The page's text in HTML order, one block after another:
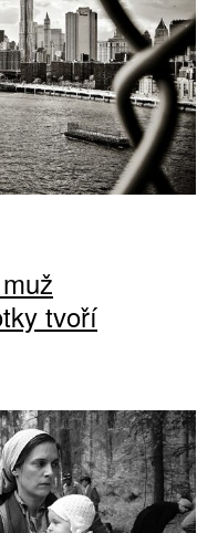
tvoří